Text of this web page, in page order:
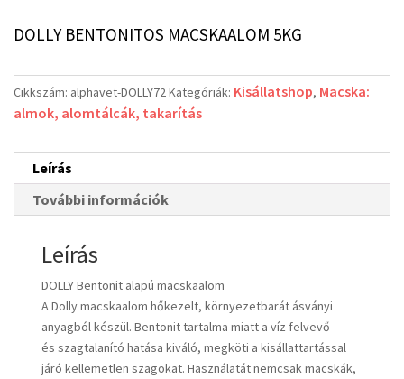
DOLLY BENTONITOS MACSKAALOM 5KG
Cikkszám: alphavet-DOLLY72Kategóriák: Kisállatshop, Macska:
almok, alomtálcák, takarítás
Leírás
További információk
Leírás
DOLLY Bentonit alapú macskaalom
A Dolly macskaalom hőkezelt, környezetbarát ásványi
anyagból készül. Bentonit tartalma miatt a víz felvevő
és szagtalanító hatása kiváló, megköti a kisállattartással
járó kellemetlen szagokat. Használatát nemcsak macskák,